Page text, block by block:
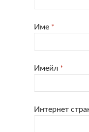
Име *
Имейл *
Интернет